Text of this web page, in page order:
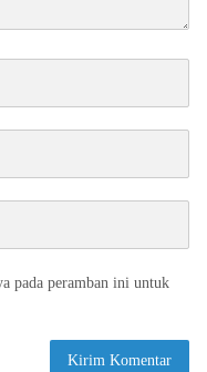
pada peramban ini untuk